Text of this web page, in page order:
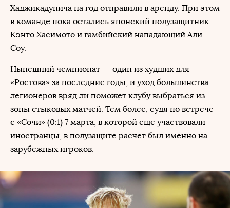
Хаджикадунича на год отправили в аренду. При этом
в команде пока остались японский полузащитник
Кэнто Хасимото и гамбийский нападающий Али
Соу.
Нынешний чемпионат — один из худших для
«Ростова» за последние годы, и уход большинства
легионеров вряд ли поможет клубу выбраться из
зоны стыковых матчей. Тем более, судя по встрече
с «Сочи» (0:1) 7 марта, в которой еще участвовали
иностранцы, в полузащите расчет был именно на
зарубежных игроков.